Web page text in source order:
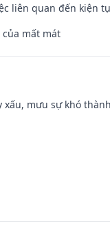
liên quan đến kiện
mất mát
mưu sự khó